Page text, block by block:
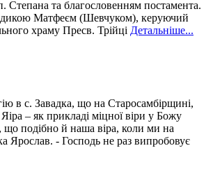
Степана та благословенням постамента.
Матфеєм (Шевчуком), керуючий
храму Пресв. Трійці Детальніше...
в с. Завадка, що на Старосамбірщині,
– як прикладі міцної віри у Божу
подібно й наша віра, коли ми на
Ярослав. - Господь не раз випробовує